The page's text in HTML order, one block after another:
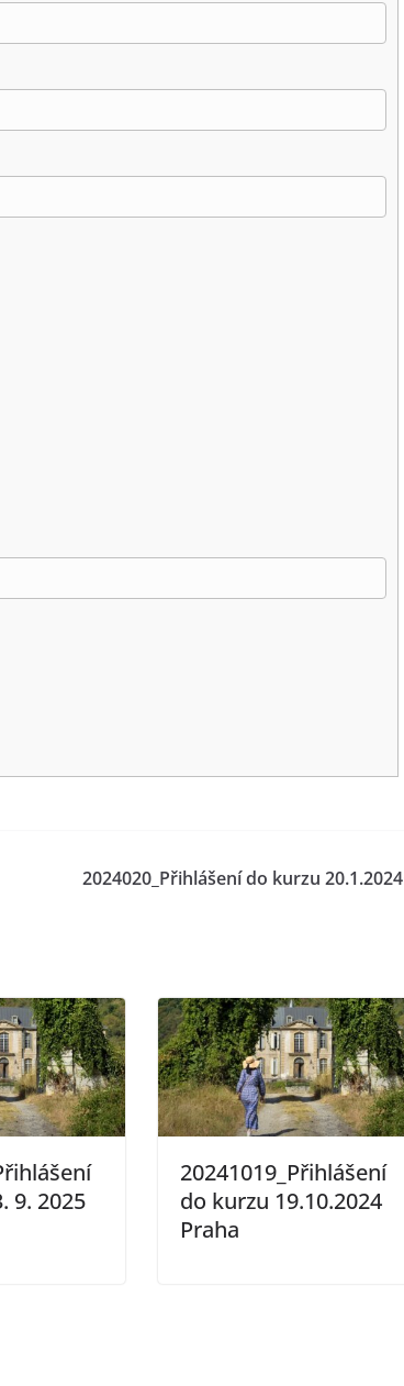
2024020_Přihlášení do kurzu 20.1.2024
9. 2025
20241019_Přihlášení
do kurzu 19.10.2024
Praha